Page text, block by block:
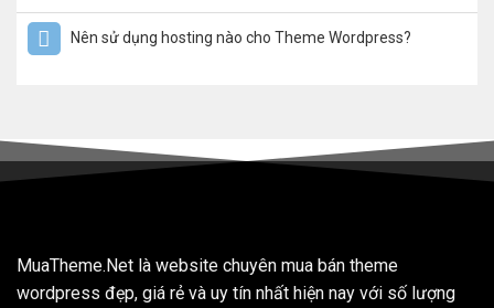
Nên sử dụng hosting nào cho Theme Wordpress?
MuaTheme.Net là website chuyên mua bán theme
wordpress đẹp, giá rẻ và uy tín nhất hiện nay với số lượng